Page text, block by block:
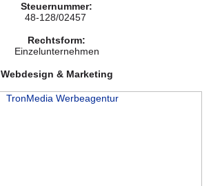
Steuernummer:
48-128/02457
Rechtsform:
Einzelunternehmen
Webdesign & Marketing